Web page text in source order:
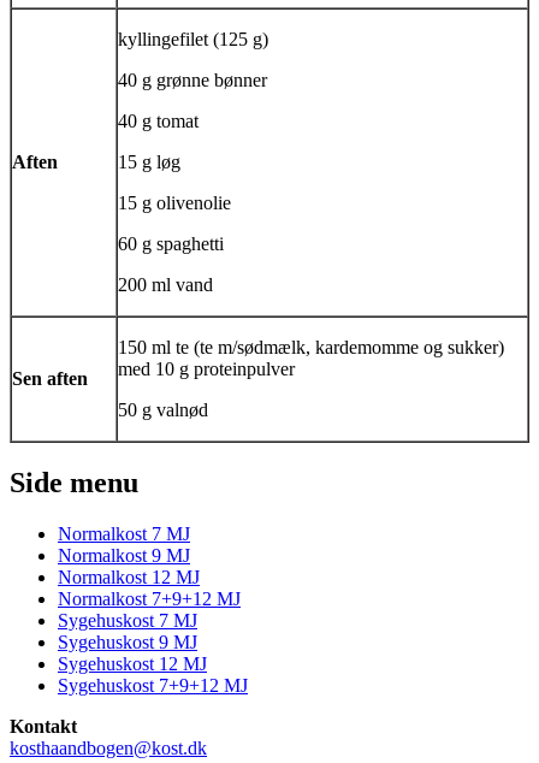
Aften
kyllingefilet (125 g)
40 g grønne bønner
40 g tomat
15 g løg
15 g olivenolie
60 g spaghetti
200 ml vand
Sen aften
150 ml te (te m/sødmælk, kardemomme og sukker)
med 10 g proteinpulver
50 g valnød
Side menu
Normalkost 7 MJ
Normalkost 9 MJ
Normalkost 12 MJ
Normalkost 7+9+12 MJ
Sygehuskost 7 MJ
Sygehuskost 9 MJ
Sygehuskost 12 MJ
Sygehuskost 7+9+12 MJ
Kontakt
kosthaandbogen@kost.dk